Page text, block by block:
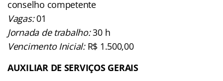
conselho competente
Vagas:01
Jornada de trabalho:30 h
Vencimento Inicial:R$ 1.500,00
AUXILIAR DE SERVIÇOS GERAIS